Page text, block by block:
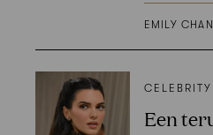
EMILY CHAN
CELEBRITY
Een